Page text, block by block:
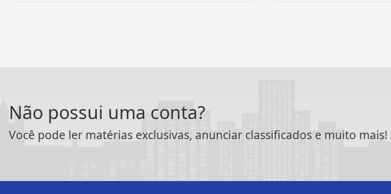
Não possui uma conta?
Você pode ler matérias exclusivas, anunciar classificados e muito mais!